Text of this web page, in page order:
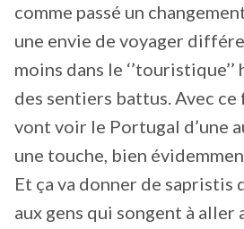
comme passé un
une envie de voyager
moins dans le
des sentiers battus. Avec ce
vont voir le Portugal d’une
une touche, bien
Et ça va donner de sapristis
aux gens qui songent à aller